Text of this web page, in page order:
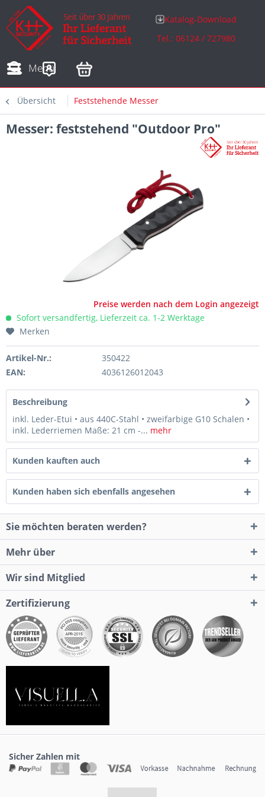
Katalog-Download
Tel.: 06124 / 727980
Menü
Adressen
Übersicht Feststehende Messer
Messer: feststehend "Outdoor Pro"
Preise werden nach dem Login angezeigt
Sofort versandfertig, Lieferzeit ca. 1-2 Werktage
Merken
Artikel-Nr.:
350422
EAN:
4036126012043
Beschreibung
inkl. Leder-Etui • aus 440C-Stahl • zweifarbige G10 Schalen •
inkl. Lederriemen Maße: 21 cm -... mehr
Kunden kauften auch
Kunden haben sich ebenfalls angesehen
Sie möchten beraten werden?
Mehr über
Wir sind Mitglied
Zertifizierung
Sicher Zahlen mit